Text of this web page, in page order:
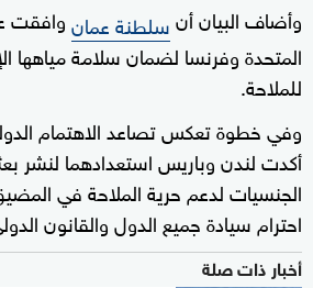
وأضاف البيان أنسلطنة عمانوافقت
المتحدة وفرنسا لضمان سلامة مياهها
للملاحة.
وفي خطوة تعكس تصاعد الاهتمام
أكدت لندن وباريس استعدادهما لنشر
الجنسيات لدعم حرية الملاحة في
احترام سيادة جميع الدول والقانون
أخبار ذات صلة